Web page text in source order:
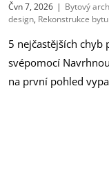
Čvn 7, 2026 | Bytový
design, Rekonstrukce bytu
5 nejčastějších
svépomocí
na první pohled